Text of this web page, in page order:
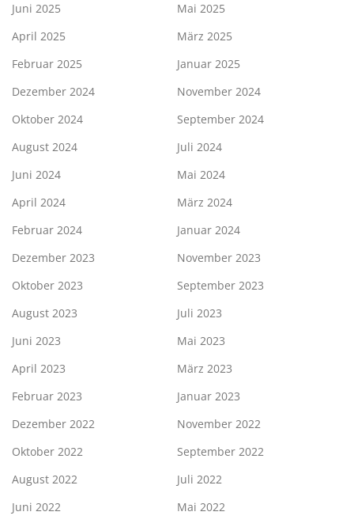
Juni 2025
Mai 2025
April 2025
März 2025
Februar 2025
Januar 2025
Dezember 2024
November 2024
Oktober 2024
September 2024
August 2024
Juli 2024
Juni 2024
Mai 2024
April 2024
März 2024
Februar 2024
Januar 2024
Dezember 2023
November 2023
Oktober 2023
September 2023
August 2023
Juli 2023
Juni 2023
Mai 2023
April 2023
März 2023
Februar 2023
Januar 2023
Dezember 2022
November 2022
Oktober 2022
September 2022
August 2022
Juli 2022
Juni 2022
Mai 2022